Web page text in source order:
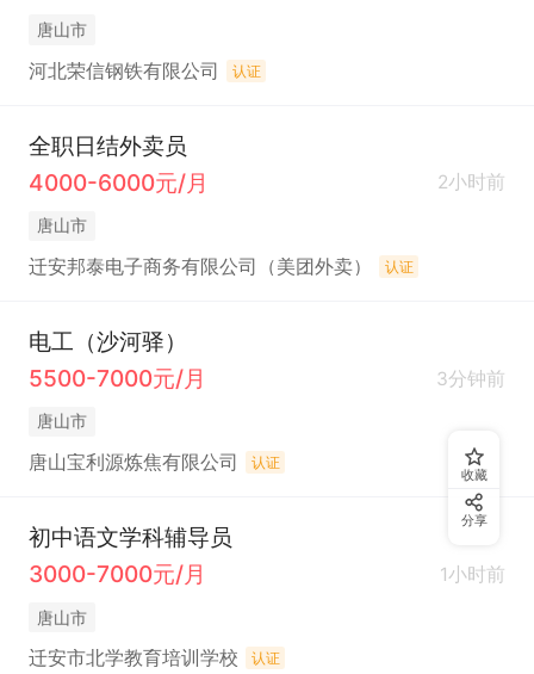
唐山市
河北荣信钢铁有限公司 认证
全职日结外卖员
4000-6000元/月
2小时前
唐山市
迁安邦泰电子商务有限公司（美团外卖） 认证
电工（沙河驿）
5500-7000元/月
3分钟前
唐山市
唐山宝利源炼焦有限公司 认证
初中语文学科辅导员
3000-7000元/月
1小时前
唐山市
迁安市北学教育培训学校 认证
收藏
分享